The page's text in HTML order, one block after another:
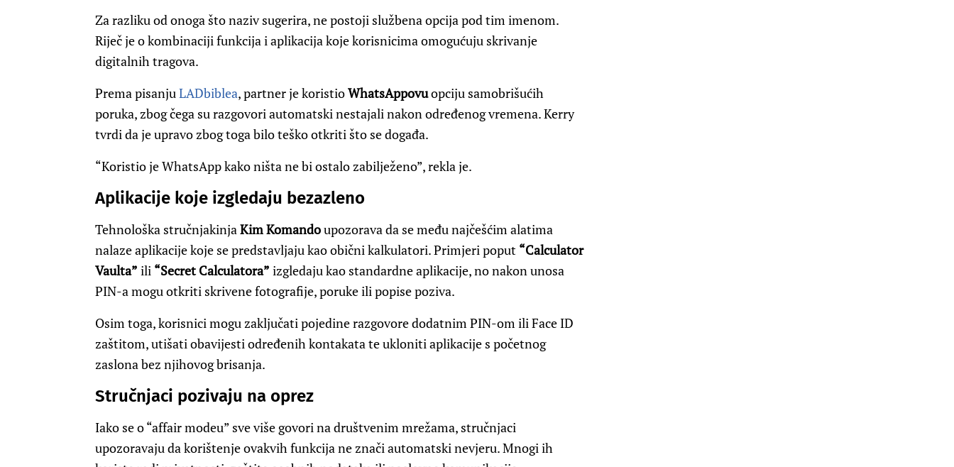
Za razliku od onoga što naziv sugerira, ne postoji službena opcija pod tim imenom.
Riječ je o kombinaciji funkcija i aplikacija koje korisnicima omogućuju skrivanje
digitalnih tragova.
Prema pisanjuLADbiblea, partner je koristioWhatsAppovuopciju samobrišućih
poruka, zbog čega su razgovori automatski nestajali nakon određenog vremena. Kerry
tvrdi da je upravo zbog toga bilo teško otkriti što se događa.
“Koristio je WhatsApp kako ništa ne bi ostalo zabilježeno”, rekla je.
Aplikacije koje izgledaju bezazleno
Tehnološka stručnjakinjaKim Komandoupozorava da se među najčešćim alatima
nalaze aplikacije koje se predstavljaju kao obični kalkulatori. Primjeri poput “Calculator
Vaulta” ili “Secret Calculatora” izgledaju kao standardne aplikacije, no nakon unosa
PIN-a mogu otkriti skrivene fotografije, poruke ili popise poziva.
Osim toga, korisnici mogu zaključati pojedine razgovore dodatnim PIN-om ili Face ID
zaštitom, utišati obavijesti određenih kontakata te ukloniti aplikacije s početnog
zaslona bez njihovog brisanja.
Stručnjaci pozivaju na oprez
Iako se o “affair modeu” sve više govori na društvenim mrežama, stručnjaci
upozoravaju da korištenje ovakvih funkcija ne znači automatski nevjeru. Mnogi ih